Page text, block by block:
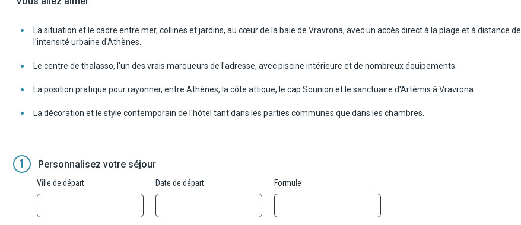
La situation et le cadre entre mer, collines et jardins, au cœur de la baie de Vravrona, avec un accès direct à la plage et à distance de
l'intensité urbaine d'Athènes.
Le centre de thalasso, l'un des vrais marqueurs de l'adresse, avec piscine intérieure et de nombreux équipements.
La position pratique pour rayonner, entre Athènes, la côte attique, le cap Sounion et le sanctuaire d'Artémis à Vravrona.
La décoration et le style contemporain de l'hôtel tant dans les parties communes que dans les chambres.
1 Personnalisez votre séjour
Ville de départ Date de départ Formule